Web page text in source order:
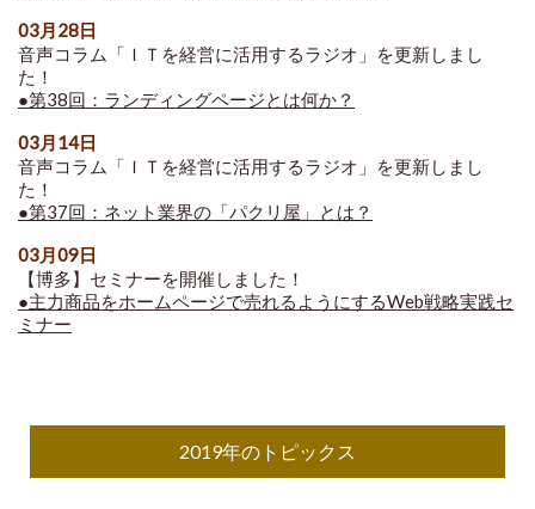
03月28日
音声コラム「ＩＴを経営に活用するラジオ」を更新しまし
た！
●第38回：ランディングページとは何か？
03月14日
音声コラム「ＩＴを経営に活用するラジオ」を更新しまし
た！
●第37回：ネット業界の「パクリ屋」とは？
03月09日
【博多】セミナーを開催しました！
●主力商品をホームページで売れるようにするWeb戦略実践セ
ミナー
2019年のトピックス